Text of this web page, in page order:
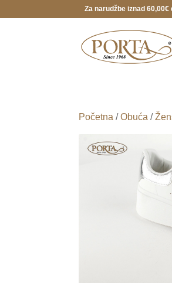
Za narudžbe iznad
Početna /Obuća /